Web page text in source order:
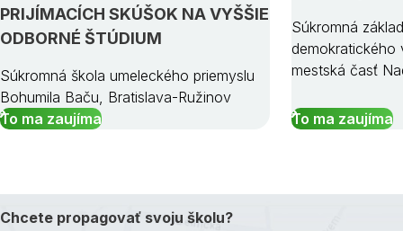
PRIJÍMACÍCH SKÚŠOK NA VYŠŠIE
ODBORNÉ ŠTÚDIUM
Súkromná škola umeleckého priemyslu
Bohumila Baču, Bratislava-Ružinov
To ma zaujíma
Súkromná
demokratického
mestská časť
To ma zaujíma
Chcete propagovať svoju školu?